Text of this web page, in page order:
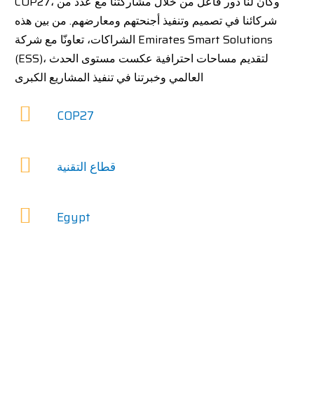
شركائنا في تصميم وتنفيذ أجنحتهم ومعارضهم. من بين هذه
الشراكات، تعاونّا مع شركة Emirates Smart Solutions
(ESS)، لتقديم مساحات احترافية عكست مستوى الحدث
العالمي وخبرتنا في تنفيذ المشاريع الكبرى
COP27
قطاع التقنية
Egypt